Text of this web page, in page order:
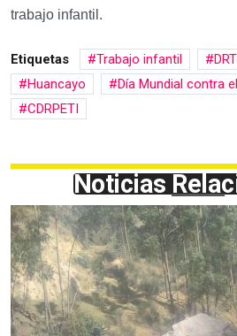
trabajo infantil.
Etiquetas Trabajo infantil
Huancayo
Día Mundial contra
CDRPETI
Noticias